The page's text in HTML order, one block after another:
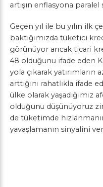
artışın enflasyona
Geçen yıl ile bu yılın ilk
baktığımızda tüketici
görünüyor ancak ticari
48 olduğunu ifade eden
yola çıkarak yatırımların
arttığını rahatlıkla ifade
ülke olarak yaşadığımız
olduğunu düşünüyoruz
de tüketimde
yavaşlamanın sinyalini